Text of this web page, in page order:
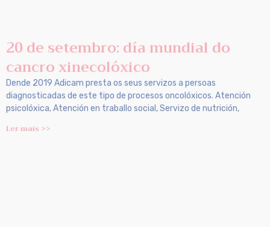
20 de setembro: día mundial do
cancro xinecolóxico
Dende 2019 Adicam presta os seus servizos a persoas
diagnosticadas de este tipo de procesos oncolóxicos. Atención
psicolóxica, Atención en traballo social, Servizo de nutrición,
Ler mais >>